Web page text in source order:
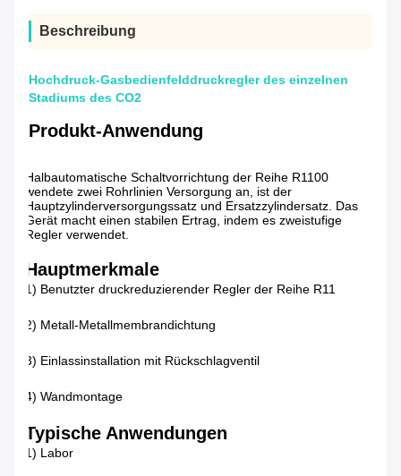
Beschreibung
Hochdruck-Gasbedienfelddruckregler des einzelnen
Stadiums des CO2
Produkt-Anwendung
Halbautomatische Schaltvorrichtung der Reihe R1100
wendete zwei Rohrlinien Versorgung an, ist der
Hauptzylinderversorgungssatz und Ersatzzylindersatz. Das
Gerät macht einen stabilen Ertrag, indem es zweistufige
Regler verwendet.
Hauptmerkmale
1) Benutzter druckreduzierender Regler der Reihe R11
2) Metall-Metallmembrandichtung
3) Einlassinstallation mit Rückschlagventil
4) Wandmontage
Typische Anwendungen
1) Labor